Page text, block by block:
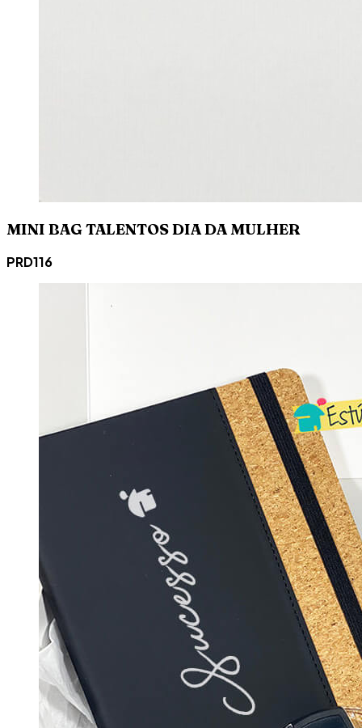
MINI BAG TALENTOS DIA DA MULHER
PRD116